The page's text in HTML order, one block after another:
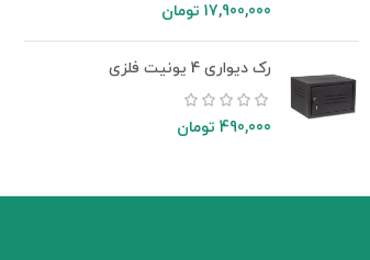
17,900,000 تومان
رک دیواری 4 یونیت فلزی
490,000 تومان